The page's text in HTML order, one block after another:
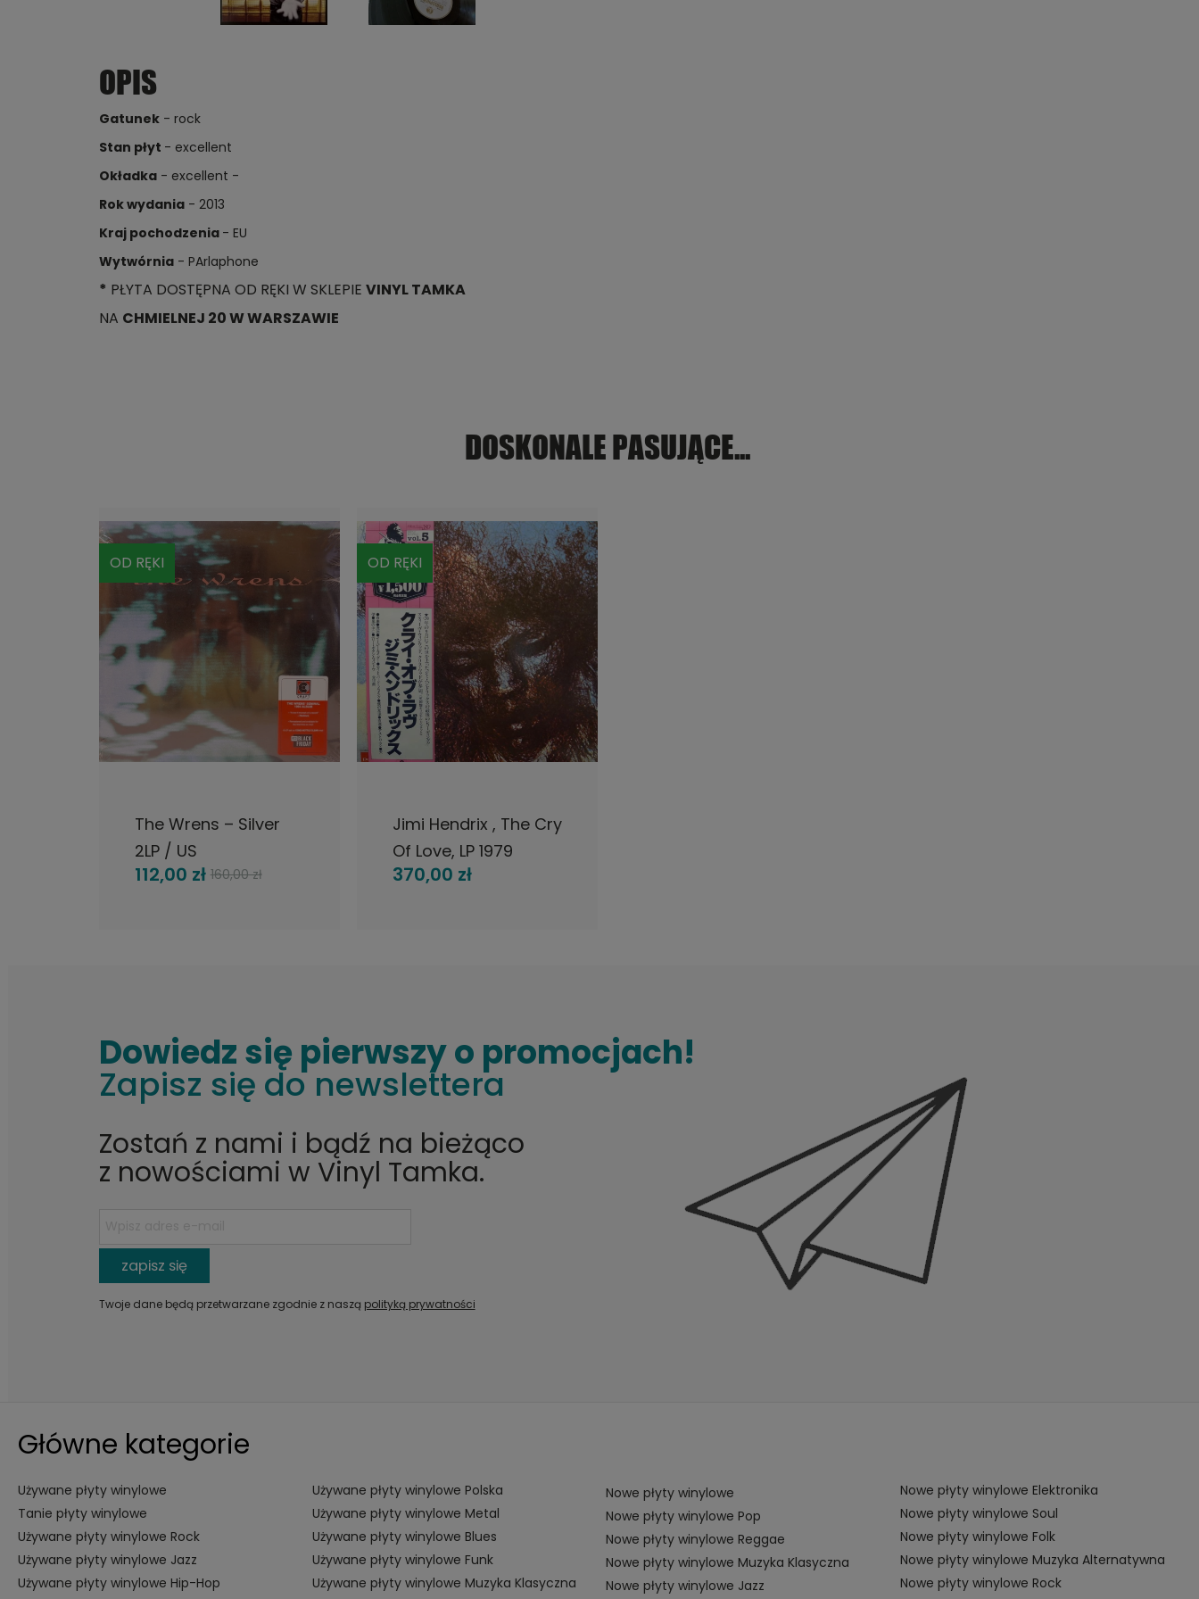
OPIS
Gatunek- rock
Stan płyt - excellent
Okładka- excellent -
Rok wydania- 2013
Kraj pochodzenia - EU
Wytwórnia- PArlaphone
* PŁYTA DOSTĘPNA OD RĘKI W SKLEPIE VINYL TAMKA
NA CHMIELNEJ 20 W WARSZAWIE
DOSKONALE PASUJĄCE...
The Wrens – Silver
2LP / US
112,00 zł 160,00 zł
DO KOSZYKA
OD RĘKI
Jimi Hendrix , The Cry
Of Love, LP 1979
Japan, Polydor, płyta
370,00 zł
DO KOSZYKA
OD RĘKI
Dowiedz się pierwszy o promocjach!
Zapisz się do newslettera
Zostań z nami i bądź na bieżąco
z nowościami w Vinyl Tamka.
zapisz się
Twoje dane będą przetwarzane zgodnie z naszą polityką prywatności
Główne kategorie
Używane płyty winylowe
Tanie płyty winylowe
Używane płyty winylowe Rock
Używane płyty winylowe Jazz
Używane płyty winylowe Hip-Hop
Używane płyty winylowe Polska
Używane płyty winylowe Metal
Używane płyty winylowe Blues
Używane płyty winylowe Funk
Używane płyty winylowe Muzyka Klasyczna
Nowe płyty winylowe
Nowe płyty winylowe Pop
Nowe płyty winylowe Reggae
Nowe płyty winylowe Muzyka Klasyczna
Nowe płyty winylowe Jazz
Nowe płyty winylowe Elektronika
Nowe płyty winylowe Soul
Nowe płyty winylowe Folk
Nowe płyty winylowe Muzyka Alternatywna
Nowe płyty winylowe Rock